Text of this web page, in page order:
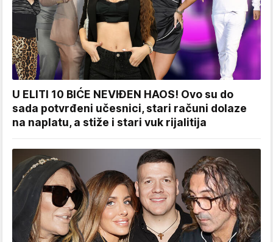
U ELITI 10 BIĆE NEVIĐEN HAOS! Ovo su do
sada potvrđeni učesnici, stari računi dolaze
na naplatu, a stiže i stari vuk rijalitija